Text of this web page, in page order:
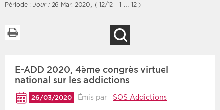
Rendez-vous des 7
prochains jours
Communiqués des 10
derniers jours
Type d'information
Rendez-vous
Communiqués
Les deux
Période : Jour : 26 Mar. 2020, ( 12/12 - 1 … 12 )
E-ADD 2020, 4ème congrès virtuel
national sur les addictions
26/03/2020 Émis par : SOS Addictions